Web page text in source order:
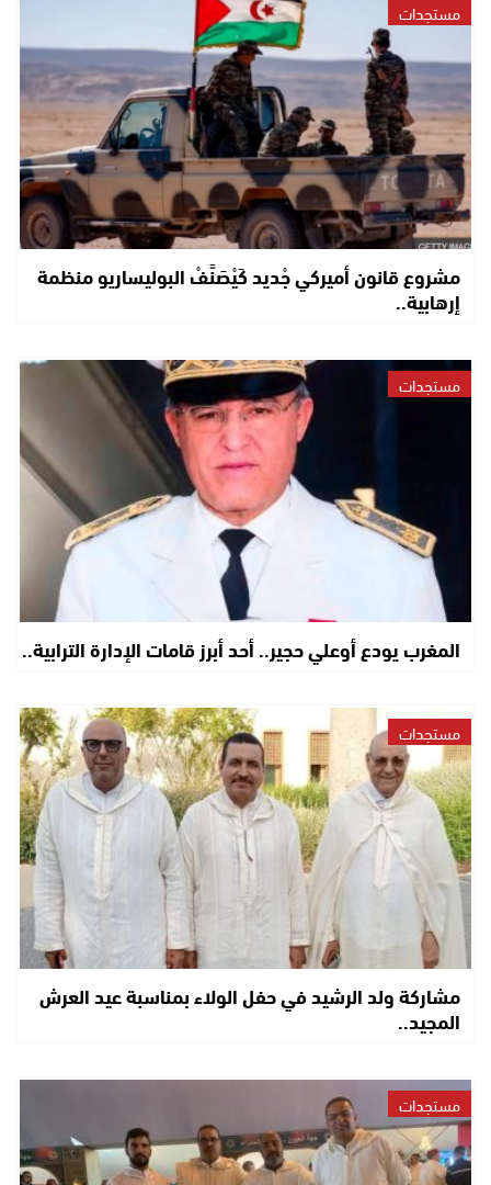
مستجدات
مشروع قانون أميركي جْديد كَيْصَنَّفْ البوليساريو منظمة
إرهابية..
مستجدات
المغرب يودع أوعلي حجير.. أحد أبرز قامات الإدارة الترابية..
مستجدات
مشاركة ولد الرشيد في حفل الولاء بمناسبة عيد العرش
المجيد..
مستجدات